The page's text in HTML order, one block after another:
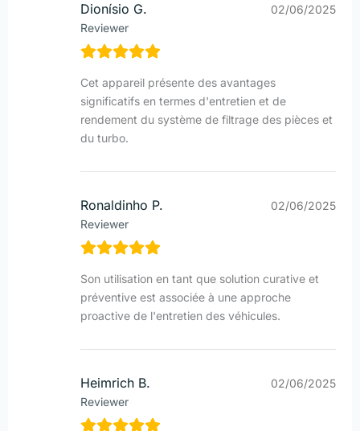
Dionísio G.
Reviewer
02/06/2025
Cet appareil présente des avantages
significatifs en termes d'entretien et de
rendement du système de filtrage des pièces et
du turbo.
Ronaldinho P.
Reviewer
02/06/2025
Son utilisation en tant que solution curative et
préventive est associée à une approche
proactive de l'entretien des véhicules.
Heimrich B.
Reviewer
02/06/2025